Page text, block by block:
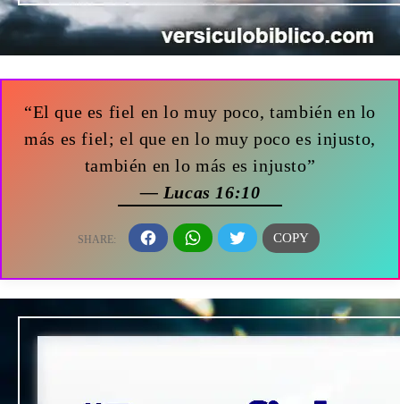
“El que es fiel en lo muy poco, también en lo
más es fiel; el que en lo muy poco es injusto,
también en lo más es injusto”
— Lucas 16:10